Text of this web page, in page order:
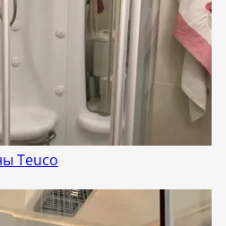
Teuco